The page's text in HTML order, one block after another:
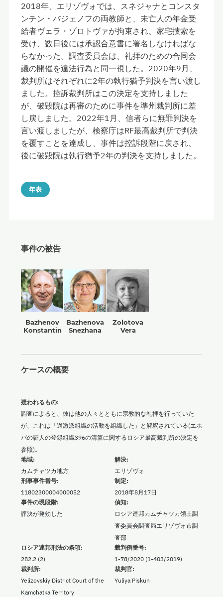
2018年、エリゾヴォでは、スネジャナとコンスタ
ンチン・バジェノフの両教師と、未亡人の年金受
給者ヴェラ・ゾロトヴァが拘束され、家宅捜索を
受け、数日後には承認合意書に署名しなければな
らなかった。調査委員会は、礼拝のための合同会
議の開催を違法行為と同一視した。2020年9月、
裁判所はそれぞれに2年の執行猶予判決を言い渡し
ました。控訴裁判所はこの決定を支持しました
が、破毀院は再審のために事件を準州裁判所に差
し戻しました。2022年1月、信者らに無罪判決を
言い渡しましたが、検察庁はRF最高裁判所で判決
を覆すことを達成し、事件は控訴段階に戻され、
後に破毀院は執行猶予2年の判決を支持しました。
年表
事件の被告
Bazhenov
Konstantin
Bazhenova
Snezhana
Zolotova
Vera
ケースの概要
地域:
カムチャツカ地方
解決:
エリゾヴォ
疑われるもの:
調査によると、彼は他の人々とともに宗教的な礼拝を行っていた
が、これは「過激派組織の活動を組織した」と解釈されている(エホ
バの証人の登録組織396の清算に関するロシア最高裁判所の決定を
参照)。
刑事事件番号:
11802300004000052
制定:
2018年8月17日
事件の現段階:
評決が発効した
偵知:
ロシア連邦カムチャツカ領土調
査委員会調査局エリゾヴォ市調
査部
ロシア連邦刑法の条項:
282.2 (2)
裁判例番号:
1-78/2020 (1-403/2019)
裁判所:
Yelizovskiy District Court of the
Kamchatka Territory
裁判官:
Yuliya Piskun